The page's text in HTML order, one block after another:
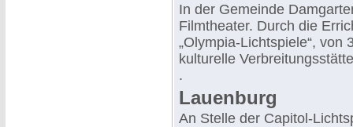
In der Gemeinde
Filmtheater. Durch die
„Olympia-Lichtspiele“,
kulturelle
.
Lauenburg
An Stelle der Capitol-